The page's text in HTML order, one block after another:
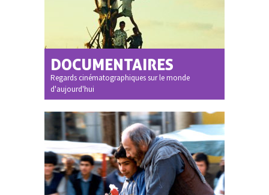
DOCUMENTAIRES
Regards cinématographiques sur le monde
d'aujourd'hui